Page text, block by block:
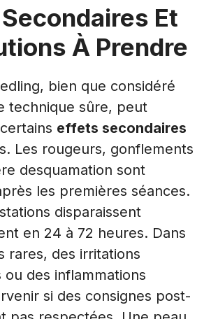
Et
À Prendre
bien que considéré
technique sûre, peut
effets secondaires
Les rougeurs, gonflements
desquamation sont
les premières séances.
disparaissent
en 24 à 72 heures. Dans
rares, des irritations
ou des inflammations
si des consignes post-